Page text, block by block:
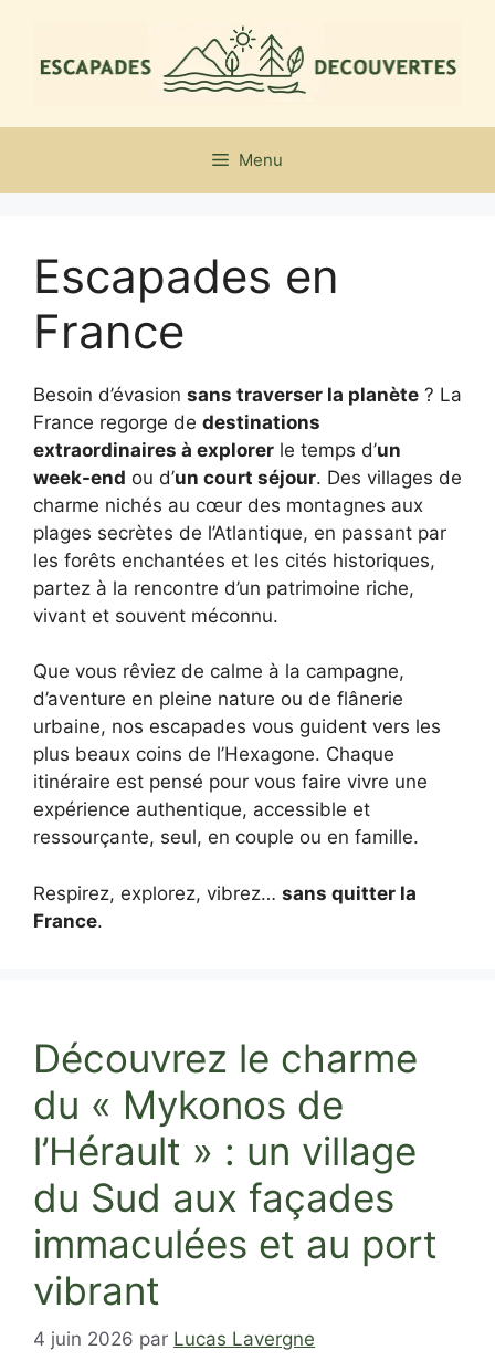
contenu
Menu
Escapades en
France
Besoin d’évasion sans traverser la planète ? La
France regorge de destinations
extraordinaires à explorer le temps d’un
week-end ou d’un court séjour. Des villages de
charme nichés au cœur des montagnes aux
plages secrètes de l’Atlantique, en passant par
les forêts enchantées et les cités historiques,
partez à la rencontre d’un patrimoine riche,
vivant et souvent méconnu.
Que vous rêviez de calme à la campagne,
d’aventure en pleine nature ou de flânerie
urbaine, nos escapades vous guident vers les
plus beaux coins de l’Hexagone. Chaque
itinéraire est pensé pour vous faire vivre une
expérience authentique, accessible et
ressourçante, seul, en couple ou en famille.
Respirez, explorez, vibrez… sans quitter la
France.
Découvrez le charme
du « Mykonos de
l’Hérault » : un village
du Sud aux façades
immaculées et au port
vibrant
4 juin 2026 par Lucas Lavergne